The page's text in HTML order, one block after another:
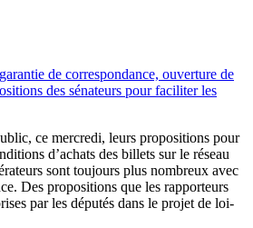
de correspondance, ouverture de
des sénateurs pour faciliter les
ce mercredi, leurs propositions pour
d’achats des billets sur le réseau
sont toujours plus nombreux avec
Des propositions que les rapporteurs
par les députés dans le projet de loi-